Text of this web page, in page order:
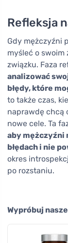
Refleksja
Gdy mężczyźni
myśleć o swoim
związku. Faza
analizować
błędy, które
to także czas,
naprawdę chcą
nowe cele. Ta
aby mężczyźni
błędach i nie
okres
po rozstaniu.
Wypróbuj